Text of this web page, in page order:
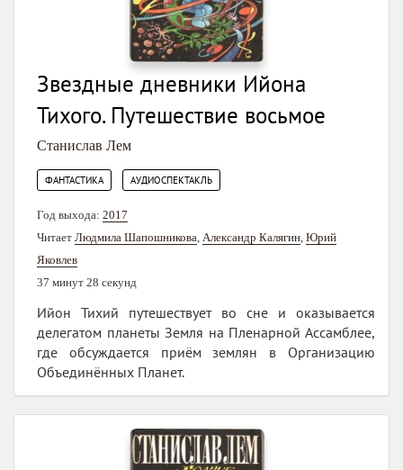
Звездные дневники Ийона
Тихого. Путешествие восьмое
Станислав Лем
ФАНТАСТИКА АУДИОСПЕКТАКЛЬ
Год выхода: 2017
Читает Людмила Шапошникова Александр Калягин Юрий
Яковлев
37 минут 28 секунд
Ийон Тихий путешествует во сне и оказывается
делегатом планеты Земля на Пленарной Ассамблее,
где обсуждается приём землян в Организацию
Объединённых Планет.